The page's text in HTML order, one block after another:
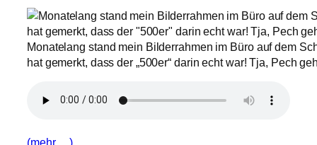
Monatelang stand mein Bilderrahmen im Büro auf dem
hat gemerkt, dass der „500er“ darin echt war! Tja, Pech
(mehr …)